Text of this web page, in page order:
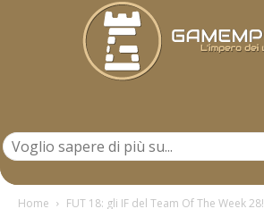
Home FUT 18: gli IF del Team Of The Week 28!